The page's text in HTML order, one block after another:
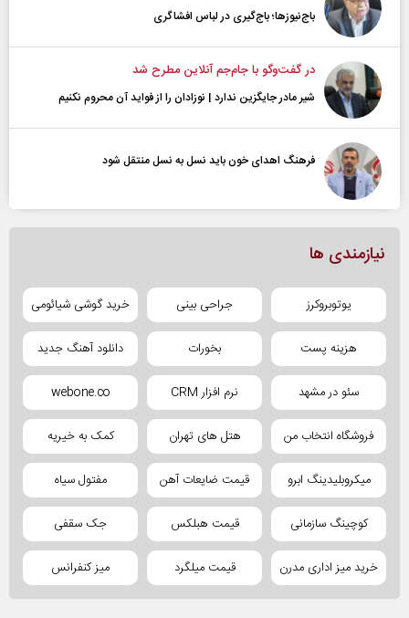
باج‌نیوزها؛ باج‌گیری در لباس افشاگری
در گفت‌و‌گو با جام‌جم آنلاین مطرح شد
شیر مادر جایگزین ندارد | نوزادان را از فواید آن محروم نکنیم
فرهنگ اهدای خون باید نسل به نسل منتقل شود
نیازمندی ها
یوتوبروکرز جراحی بینی خرید گوشی شیائومی
هزینه پست بخورات دانلود آهنگ جدید
سئو در مشهد نرم افزار CRM webone.co
فروشگاه انتخاب من هتل های تهران کمک به خیریه
میکروبلیدینگ ابرو قیمت ضایعات آهن مفتول سیاه
کوچینگ سازمانی قیمت هبلکس جک سقفی
خرید میز اداری مدرن قیمت میلگرد میز کنفرانس